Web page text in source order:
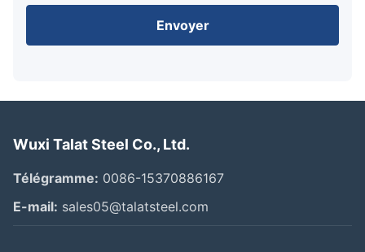
Envoyer
Wuxi Talat Steel Co., Ltd.
Télégramme: 0086-15370886167
E-mail: sales05@talatsteel.com